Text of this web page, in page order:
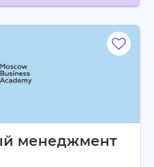
менеджмент